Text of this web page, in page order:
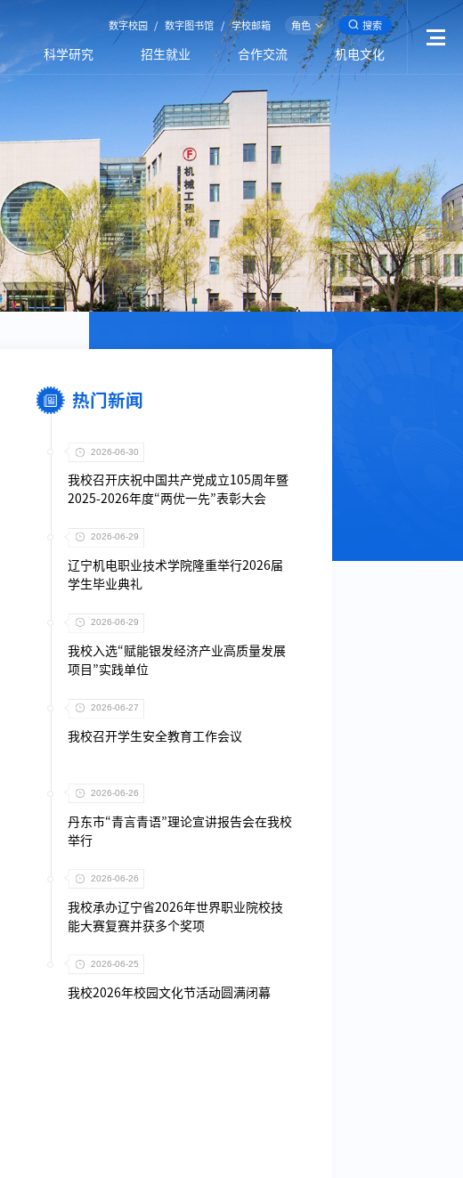
数字校园 / 数字图书馆 / 学校邮箱 角色 搜索
科学研究 招生就业 合作交流 机电文化
热门新闻
2026-06-30
我校召开庆祝中国共产党成立105周年暨
2025-2026年度“两优一先”表彰大会
2026-06-29
辽宁机电职业技术学院隆重举行2026届
学生毕业典礼
2026-06-29
我校入选“赋能银发经济产业高质量发展
项目”实践单位
2026-06-27
我校召开学生安全教育工作会议
2026-06-26
丹东市“青言青语”理论宣讲报告会在我校
举行
2026-06-26
我校承办辽宁省2026年世界职业院校技
能大赛复赛并获多个奖项
2026-06-25
我校2026年校园文化节活动圆满闭幕